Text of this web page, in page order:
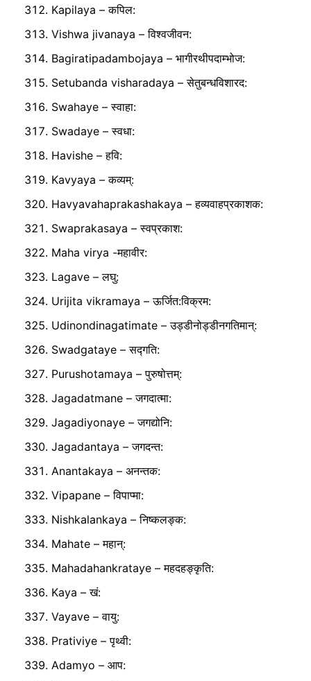
Kapilaya – कपिल:
Vishwa jivanaya – विश्वजीवन:
Bagiratipadambojaya – भागीरथीपदाम्भोज:
Setubanda visharadaya – सेतुबन्धविशारद:
Swahaye – स्वाहा:
Swadaye – स्वधा:
Havishe – हवि:
Kavyaya – कव्यम्:
Havyavahaprakashakaya – हव्यवाहप्रकाशक:
Swaprakasaya – स्वप्रकाश:
Maha virya -महावीर:
Lagave – लघु:
Urijita vikramaya – ऊर्जित:विक्रम:
Udinondinagatimate – उड्डीनोड्डीनगतिमान्:
Swadgataye – सद्गति:
Purushotamaya – पुरुषोत्तम्:
Jagadatmane – जगदात्मा:
Jagadiyonaye – जगद्योनि:
Jagadantaya – जगदन्त:
Anantakaya – अनन्तक:
Vipapane – विपाप्मा:
Nishkalankaya – निष्कलङ्क:
Mahate – महान्:
Mahadahankrataye – महदहङ्कृति:
Kaya – खं:
Vayave – वायु:
Prativiye – पृथ्वी:
Adamyo – आप: